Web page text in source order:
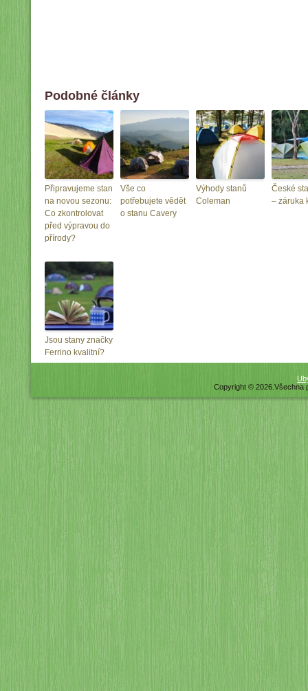
Podobné články
Připravujeme stan
na novou sezonu:
Co zkontrolovat
před výpravou do
přírody?
Vše co
potřebujete vědět
o stanu Cavery
Výhody stanů
Coleman
České
– záruka
Jsou stany značky
Ferrino kvalitní?
Copyright © 2026.Všechna